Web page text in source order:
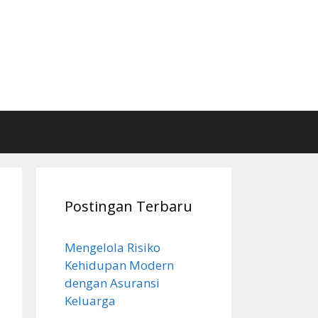
Postingan Terbaru
Mengelola Risiko
Kehidupan Modern
dengan Asuransi
Keluarga